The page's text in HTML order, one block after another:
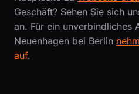
Geschäft? Sehen Sie sich
an. Für ein unverbindliches
Neuenhagen bei Berlin
auf.